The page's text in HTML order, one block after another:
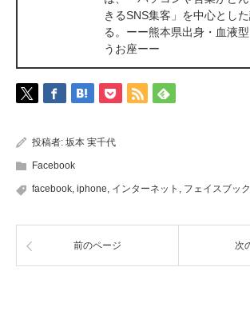
きるSNS集客」を中心とし
る。ーー熊本県出身・血液型
うお座ーー
投稿者: 坂本 実千代
Facebook
facebook, iphone, インターネット , フェイスブック
前のページ 次